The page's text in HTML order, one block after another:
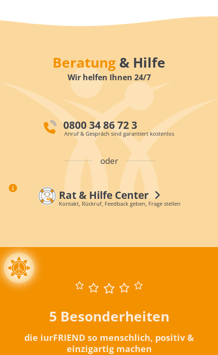
Beratung & Hilfe
Wir helfen Ihnen 24/7
0800 34 86 72 3
Anruf & Gespräch sind garantiert kostenlos
oder
Rat & Hilfe Center
Kontakt, Rückruf, Feedback geben, Frage stellen
5 Besonderheiten
die iurFRIEND so menschlich, positiv &
einzigartig machen